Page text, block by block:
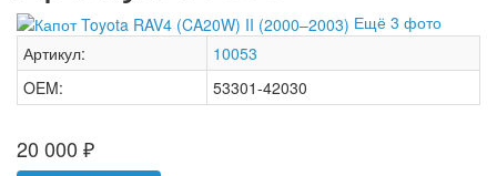
Ещё 3 фото
Артикул:
10053
OEM:
53301-42030
20 000 ₽